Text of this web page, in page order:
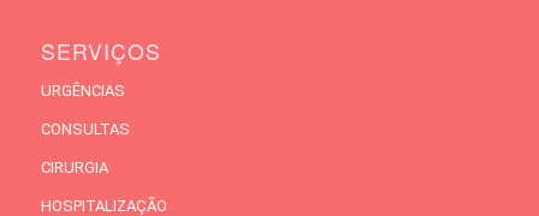
SERVIÇOS
URGÊNCIAS
CONSULTAS
CIRURGIA
HOSPITALIZAÇÃO